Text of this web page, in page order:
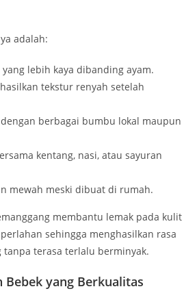
adalah:
lebih kaya dibanding ayam.
tekstur renyah setelah
berbagai bumbu lokal maupun
kentang, nasi, atau sayuran
mewah meski dibuat di rumah.
membantu lemak pada kulit
sehingga menghasilkan rasa
tanpa terasa terlalu berminyak.
Bebek yang Berkualitas